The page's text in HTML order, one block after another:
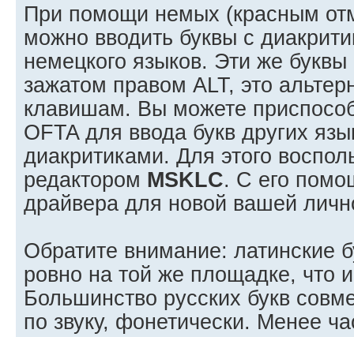
При помощи немых (красным
можно вводить буквы с
нeмецкого языков. Эти же
зажатом правом ALT, это
клавишам. Вы можете
OFTA для ввода букв других
диакритиками. Для этого
редактором MSKLC. С его
драйвера для новой вашей
Обратите внимание: латинские
ровно на той же площадке, что
Большинство русских букв
по звуку, фонетически. Менее